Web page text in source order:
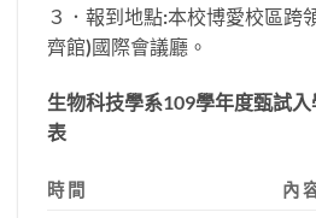
３．報到地點:本校博愛校區跨
齊館)國際會議廳。
生物科技學系109學年度甄試
表
時 間 內